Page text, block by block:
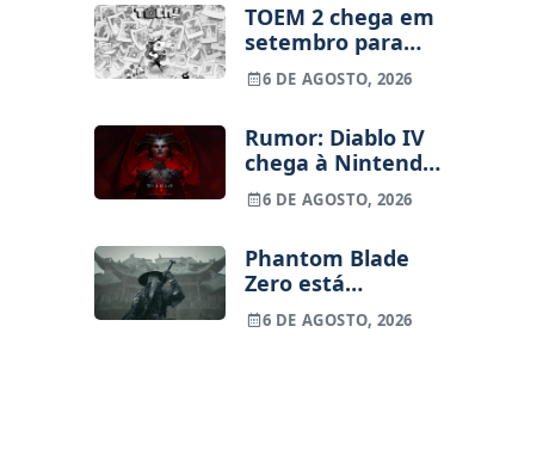
TOEM 2 chega em
setembro para
PS5, Switch e PC
6 DE AGOSTO, 2026
Rumor: Diablo IV
chega à Nintendo
Switch 2 em
setembro e vai
um jogo novo
6 DE AGOSTO, 2026
Phantom Blade
Zero está
terminado, pré-
vendas começam
6 DE AGOSTO, 2026